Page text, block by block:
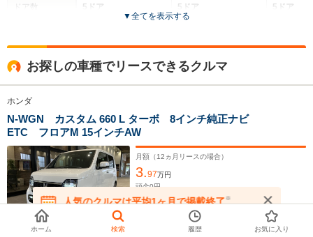
ドア数
サイズ
(全長x全幅x全高)
5ドア
全高
1.48m
全長
3.4m
ホイールベース
-m
16.8～23.3km/L
5ドア
全高
1.48m
全長
ホイールベース
-m
5ドア
全高
18.1～
▼全てを表示する
お探しの車種でリースできるクルマ
ホンダ
N-WGN カスタム 660 L ターボ 8インチ純正ナビ
ETC フロアM 15インチAW
月額（12 ヵ月リースの場合）
3.97万円
頭金0円
ボーナス払いなし
人気のクルマは平均1ヶ月で掲載終了※
在庫が無くなる前にお問い合わせください
ホーム 検索 履歴 お気に入り